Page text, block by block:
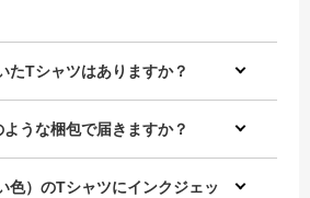
たTシャツはありますか？
うな梱包で届きますか？
色）のTシャツにインクジェッ